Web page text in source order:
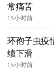
常痛苦
15小时前
环孢子虫疫
绩下滑
15小时前